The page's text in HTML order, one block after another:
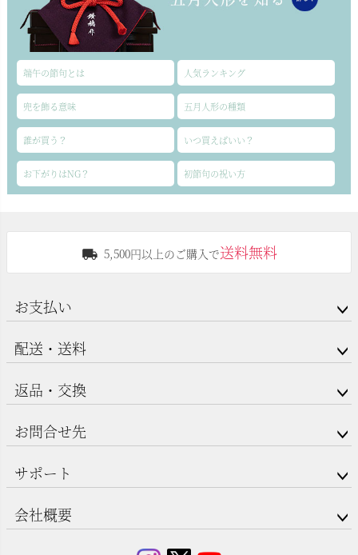
端午の節句とは 人気ランキング
兜を飾る意味 五月人形の種類
誰が買う？ いつ買えばいい？
お下がりはNG？ 初節句の祝い方
5,500円以上のご購入で送料無料
お支払い
配送・送料
返品・交換
お問合せ先
サポート
会社概要